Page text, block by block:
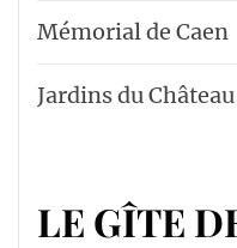
Mémorial de Caen
Jardins du
LE GÎTE